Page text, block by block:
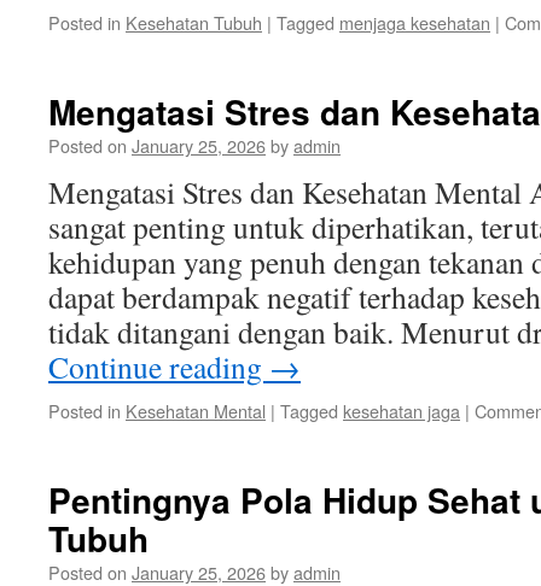
Posted in Kesehatan Tubuh | Tagged menjaga kesehatan |
Mengatasi Stres dan
Posted on January 25, 2026byadmin
Mengatasi Stres dan Kesehatan Mental
sangat penting untuk diperhatikan,
kehidupan yang penuh dengan tekanan
dapat berdampak negatif terhadap
tidak ditangani dengan baik. Menurut
Continue reading →
Posted in Kesehatan Mental | Tagged kesehatan jaga |
Pentingnya Pola Hidup Sehat
Tubuh
Posted on January 25, 2026byadmin